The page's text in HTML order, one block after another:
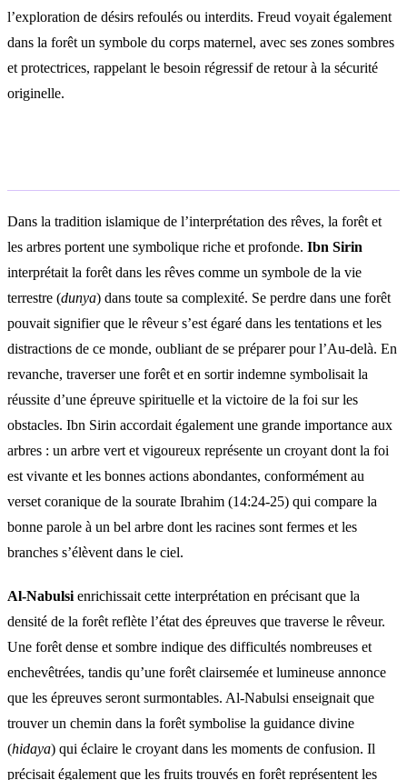
l’exploration de désirs refoulés ou interdits. Freud voyait également
dans la forêt un symbole du corps maternel, avec ses zones sombres
et protectrices, rappelant le besoin régressif de retour à la sécurité
originelle.
Dans la tradition islamique de l’interprétation des rêves, la forêt et
les arbres portent une symbolique riche et profonde. Ibn Sirin
interprétait la forêt dans les rêves comme un symbole de la vie
terrestre (dunya) dans toute sa complexité. Se perdre dans une forêt
pouvait signifier que le rêveur s’est égaré dans les tentations et les
distractions de ce monde, oubliant de se préparer pour l’Au-delà. En
revanche, traverser une forêt et en sortir indemne symbolisait la
réussite d’une épreuve spirituelle et la victoire de la foi sur les
obstacles. Ibn Sirin accordait également une grande importance aux
arbres : un arbre vert et vigoureux représente un croyant dont la foi
est vivante et les bonnes actions abondantes, conformément au
verset coranique de la sourate Ibrahim (14:24-25) qui compare la
bonne parole à un bel arbre dont les racines sont fermes et les
branches s’élèvent dans le ciel.
Al-Nabulsi enrichissait cette interprétation en précisant que la
densité de la forêt reflète l’état des épreuves que traverse le rêveur.
Une forêt dense et sombre indique des difficultés nombreuses et
enchevêtrées, tandis qu’une forêt clairsemée et lumineuse annonce
que les épreuves seront surmontables. Al-Nabulsi enseignait que
trouver un chemin dans la forêt symbolise la guidance divine
(hidaya) qui éclaire le croyant dans les moments de confusion. Il
précisait également que les fruits trouvés en forêt représentent les